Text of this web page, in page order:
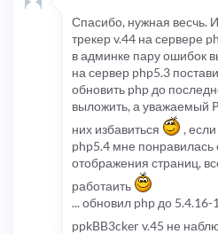
Спасибо, нужная весчь.
трекер v.44 на сервере
в админке пару ошибок
на сервер php5.3
обновить php до
выложить, а уважаемый
них избавиться
,
php5.4 мне понравилась
отображения страниц,
работаить
... обновил php до
ppkBB3cker v.45 не